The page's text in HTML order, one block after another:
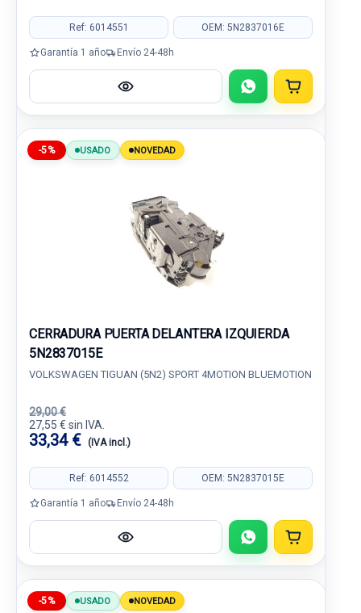
Ref: 6014551 OEM: 5N2837016E
Garantía 1 año Envío 24-48h
-5% USADO NOVEDAD
CERRADURA PUERTA DELANTERA IZQUIERDA
5N2837015E
VOLKSWAGEN TIGUAN (5N2) SPORT 4MOTION BLUEMOTION
29,00 €
27,55 € sin IVA.
33,34 € (IVA incl.)
Ref: 6014552 OEM: 5N2837015E
Garantía 1 año Envío 24-48h
-5% USADO NOVEDAD